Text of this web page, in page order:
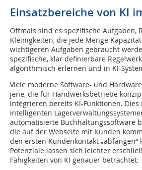
Einsatzbereiche von KI
Oftmals sind es spezifische Aufgaben,
Kleinigkeiten, die jede Menge
wichtigeren Aufgaben gebraucht
spezifische, klar definierbare
algorithmisch erlernen und in KI-
Viele moderne Software- und
jene, die für Handwerksbetriebe
integrieren bereits KI-Funktionen. Dies
intelligenten
automatisierte Buchhaltungssoftware
die auf der Webseite mit Kunden
den ersten Kundenkontakt „abfangen“
Potenziale lassen sich leichter
Fähigkeiten von KI genauer betrachtet: